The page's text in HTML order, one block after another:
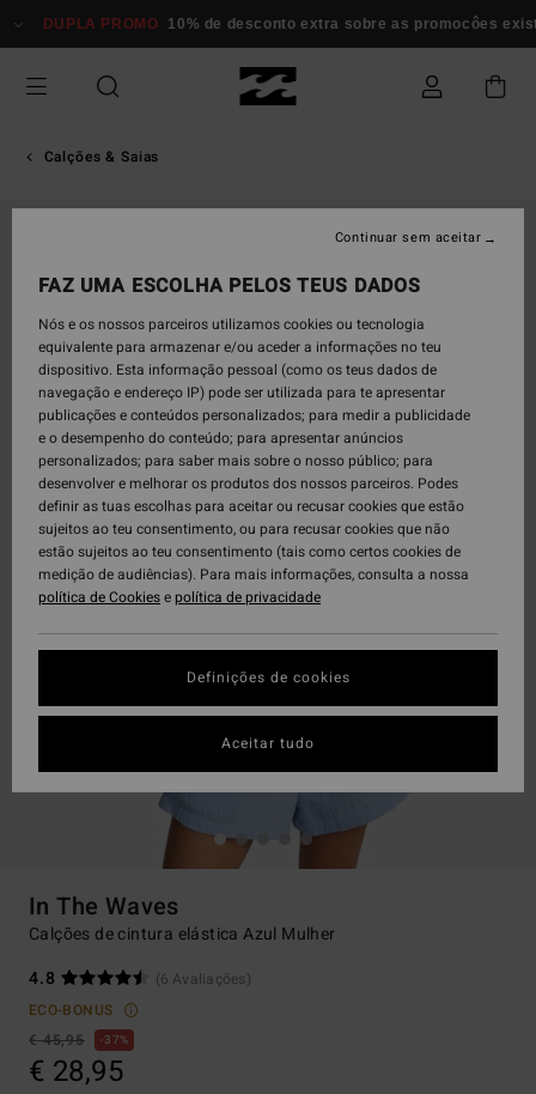
para
informação
DUPLA PROMO 10% de desconto extra sobre as promocôes
Calções & Saias
In The Waves
Calções de cintura elástica Azul Mulher
4.8
(6 Avaliações)
ECO-BONUS
€ 45,95
37%
€ 28,95
FAZ UMA ESCOLHA PELOS TEUS DADOS
Nós e os nossos parceiros utilizamos cookies ou tecnologia
equivalente para armazenar e/ou aceder a informações no teu
dispositivo. Esta informação pessoal (como os teus dados de
navegação e endereço IP) pode ser utilizada para te apresentar
publicações e conteúdos personalizados; para medir a publicidade
e o desempenho do conteúdo; para apresentar anúncios
personalizados; para saber mais sobre o nosso público; para
desenvolver e melhorar os produtos dos nossos parceiros. Podes
definir as tuas escolhas para aceitar ou recusar cookies que estão
sujeitos ao teu consentimento, ou para recusar cookies que não
estão sujeitos ao teu consentimento (tais como certos cookies de
medição de audiências). Para mais informações, consulta a nossa
política de Cookiesepolítica de privacidade
Definições de cookies
Continuar sem aceitar
Aceitar tudo